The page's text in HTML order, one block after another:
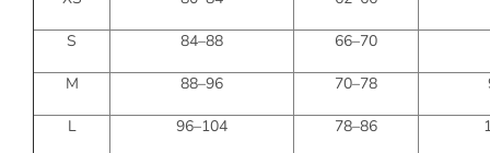
S 84–88 66–70
M 88–96 70–78
L 96–104 78–86